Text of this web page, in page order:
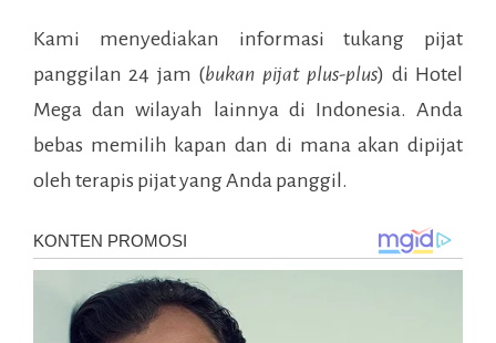
Kami menyediakan informasi tukang pijat
panggilan 24 jam (bukan pijat plus-plus) di Hotel
Mega dan wilayah lainnya di Indonesia. Anda
bebas memilih kapan dan di mana akan dipijat
oleh terapis pijat yang Anda panggil.